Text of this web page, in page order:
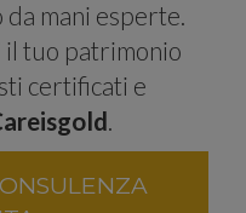
da mani esperte.
tuo patrimonio
certificati e
.